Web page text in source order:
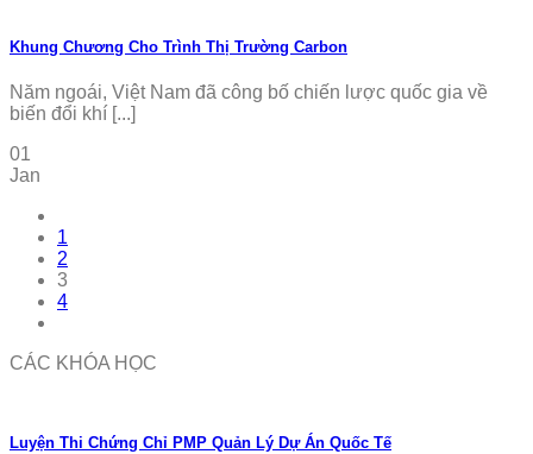
Khung Chương Cho Trình Thị Trường Carbon
Năm ngoái, Việt Nam đã công bố chiến lược quốc gia về
biến đổi khí [...]
01
Jan
1
2
3
4
CÁC KHÓA HỌC
Luyện Thi Chứng Chỉ PMP Quản Lý Dự Án Quốc Tế